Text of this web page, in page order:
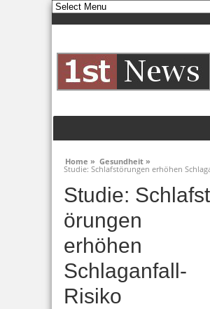
Home » Gesundheit »
Studie: Schlafstörungen erhöhen
Studie: Schlafst
örungen
erhöhen
Schlaganfall-
Risiko